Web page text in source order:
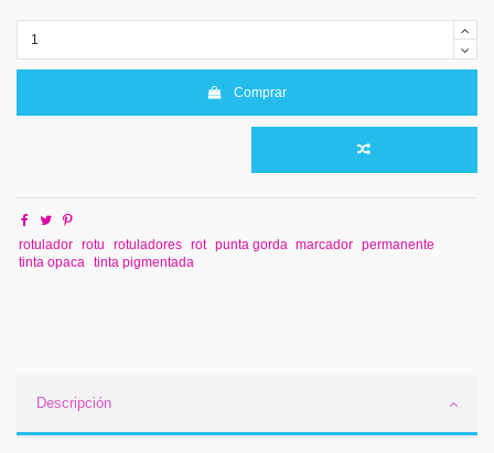
Comprar
rotulador rotu rotuladores rot punta gorda marcador permanente
tinta opaca
tinta pigmentada
Descripción